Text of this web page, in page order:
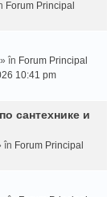
Forum Principal
în Forum Principal
10:41 pm
сантехнике и
în Forum Principal